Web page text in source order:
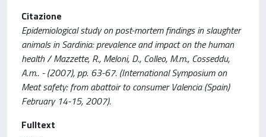
Citazione
Epidemiological study on post-mortem findings in slaughter
animals in Sardinia: prevalence and impact on the human
health / Mazzette, R., Meloni, D., Colleo, M.m., Cosseddu,
A.m.. - (2007), pp. 63-67. (International Symposium on
Meat safety: from abattoir to consumer Valencia (Spain)
February 14-15, 2007).
Fulltext